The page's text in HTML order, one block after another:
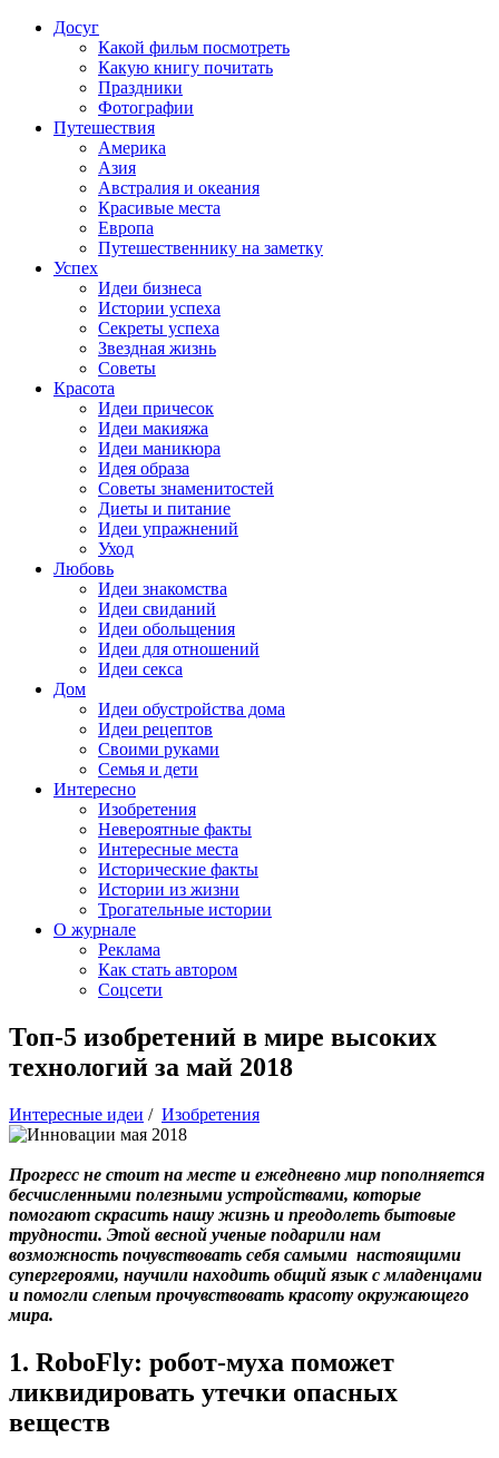
Досуг
Какой фильм посмотреть
Какую книгу почитать
Праздники
Фотографии
Путешествия
Америка
Азия
Австралия и океания
Красивые места
Европа
Путешественнику на заметку
Успех
Идеи бизнеса
Истории успеха
Секреты успеха
Звездная жизнь
Советы
Красота
Идеи причесок
Идеи макияжа
Идеи маникюра
Идея образа
Советы знаменитостей
Диеты и питание
Идеи упражнений
Уход
Любовь
Идеи знакомства
Идеи свиданий
Идеи обольщения
Идеи для отношений
Идеи секса
Дом
Идеи обустройства дома
Идеи рецептов
Своими руками
Семья и дети
Интересно
Изобретения
Невероятные факты
Интересные места
Исторические факты
Истории из жизни
Трогательные истории
О журнале
Реклама
Как стать автором
Соцсети
Топ-5 изобретений в мире высоких
технологий за май 2018
Интересные идеи / Изобретения
Прогресс не стоит на месте и ежедневно мир пополняется
бесчисленными полезными устройствами, которые
помогают скрасить нашу жизнь и преодолеть бытовые
трудности. Этой весной ученые подарили нам
возможность почувствовать себя самыми настоящими
супергероями, научили находить общий язык с младенцами
и помогли слепым прочувствовать красоту окружающего
мира.
1. RoboFly: робот-муха поможет
ликвидировать утечки опасных
веществ